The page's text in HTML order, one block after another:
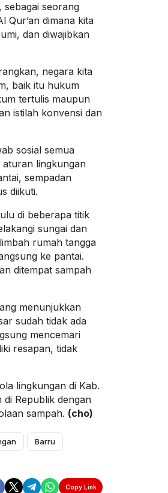
sebagai seorang
Qur’an dimana kita
dan diwajibkan
negara kita
baik itu hukum
tertulis maupun
istilah konvensi dan
sosial semua
lingkungan
sempadan
diikuti.
di beberapa titik
sungai dan
rumah tangga
ke pantai.
ditempat sampah
menunjukkan
sudah tidak ada
mencemari
resapan, tidak
lingkungan di Kab.
Republik dengan
sampah. (cho)
Barru
Copy Link